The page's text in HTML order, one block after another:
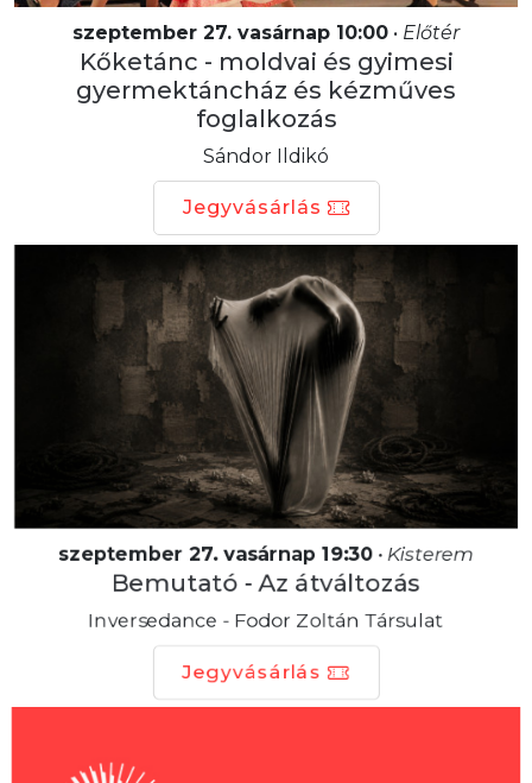
szeptember 27. vasárnap 10:00 • Előtér
Kőketánc - moldvai és gyimesi
gyermektáncház és kézműves
foglalkozás
Sándor Ildikó
Jegyvásárlás
szeptember 27. vasárnap 19:30 • Kisterem
Bemutató - Az átváltozás
Inversedance - Fodor Zoltán Társulat
Jegyvásárlás